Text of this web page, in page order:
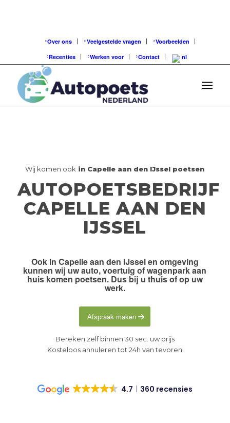
Over ons Veelgestelde vragen
Voorbeelden
Recenties
Werken voor Contact
Wij komen ook in Capelle aan den IJssel poetsen
AUTOPOETSBEDRIJF
CAPELLE AAN DEN
IJSSEL
Ook in Capelle aan den IJssel en omgeving
kunnen wij uw auto, voertuig of wagenpark aan
huis komen poetsen. Dus bij u thuis of op uw
werk.
Afspraak maken
Bereken zelf binnen 30 sec. uw prijs
Kosteloos annuleren tot 24h van tevoren
4.7 360 recensies